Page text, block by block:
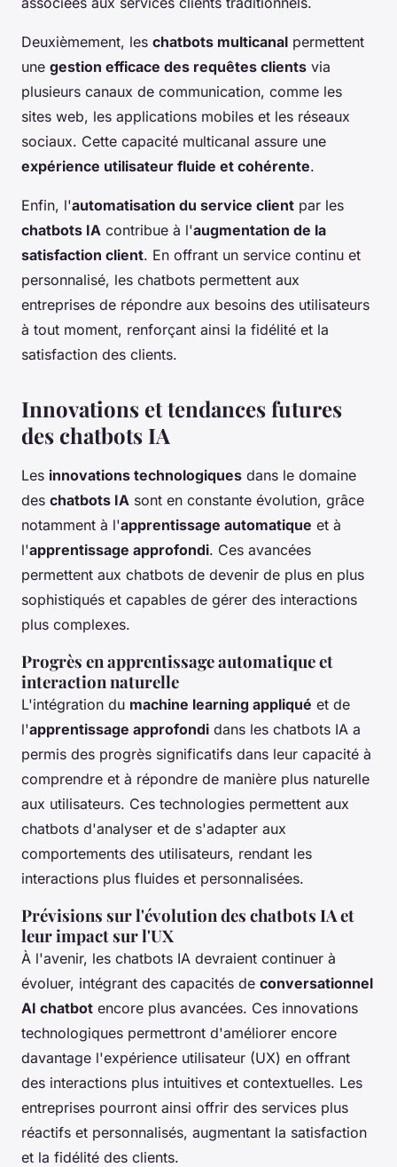
Deuxièmement, les chatbots multicanal permettent
une gestion efficace des requêtes clients via
plusieurs canaux de communication, comme les
sites web, les applications mobiles et les réseaux
sociaux. Cette capacité multicanal assure une
expérience utilisateur fluide et cohérente.
Enfin, l'automatisation du service client par les
chatbots IA contribue à l'augmentation de la
satisfaction client. En offrant un service continu et
personnalisé, les chatbots permettent aux
entreprises de répondre aux besoins des utilisateurs
à tout moment, renforçant ainsi la fidélité et la
satisfaction des clients.
Innovations et tendances futures
des chatbots IA
Les innovations technologiques dans le domaine
des chatbots IA sont en constante évolution, grâce
notamment à l'apprentissage automatique et à
l'apprentissage approfondi. Ces avancées
permettent aux chatbots de devenir de plus en plus
sophistiqués et capables de gérer des interactions
plus complexes.
Progrès en apprentissage automatique et
interaction naturelle
L'intégration du machine learning appliqué et de
l'apprentissage approfondi dans les chatbots IA a
permis des progrès significatifs dans leur capacité à
comprendre et à répondre de manière plus naturelle
aux utilisateurs. Ces technologies permettent aux
chatbots d'analyser et de s'adapter aux
comportements des utilisateurs, rendant les
interactions plus fluides et personnalisées.
Prévisions sur l'évolution des chatbots IA et
leur impact sur l'UX
À l'avenir, les chatbots IA devraient continuer à
évoluer, intégrant des capacités de conversationnel
AI chatbot encore plus avancées. Ces innovations
technologiques permettront d'améliorer encore
davantage l'expérience utilisateur (UX) en offrant
des interactions plus intuitives et contextuelles. Les
entreprises pourront ainsi offrir des services plus
réactifs et personnalisés, augmentant la satisfaction
et la fidélité des clients.